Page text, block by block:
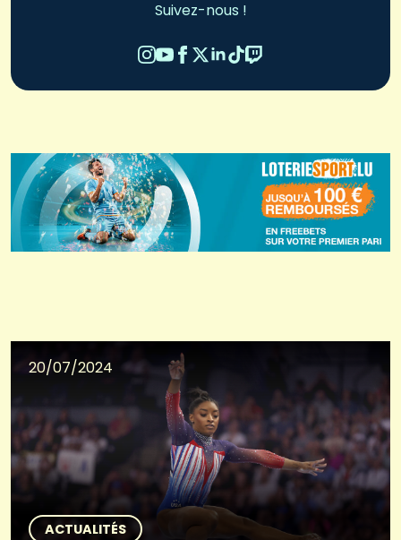
Suivez-nous !
20/07/2024
ACTUALITÉS